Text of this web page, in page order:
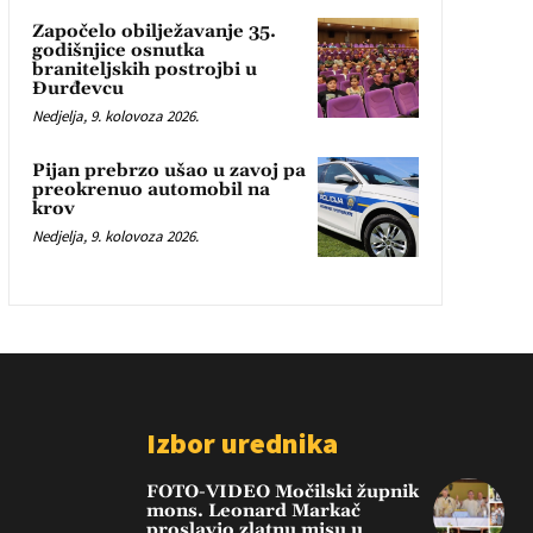
Započelo obilježavanje 35.
godišnjice osnutka
braniteljskih postrojbi u
Đurđevcu
Nedjelja, 9. kolovoza 2026.
Pijan prebrzo ušao u zavoj pa
preokrenuo automobil na
krov
Nedjelja, 9. kolovoza 2026.
Izbor urednika
FOTO-VIDEO Močilski župnik
mons. Leonard Markač